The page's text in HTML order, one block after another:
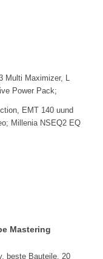
Maximizer, L
Power Pack;
EMT 140 uund
Millenia NSEQ2 EQ
Mastering
beste Bauteile, 20